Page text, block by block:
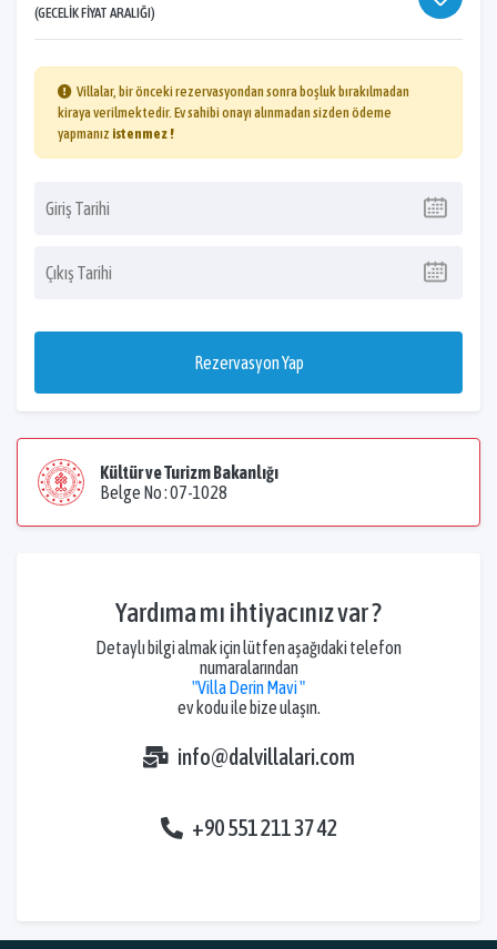
(GECELIK FIYAT ARALIĞI)
Villalar, bir önceki rezervasyondan sonra boşluk bırakılmadan
kiraya verilmektedir. Ev sahibi onayı alınmadan sizden ödeme
yapmanız istenmez !
Rezervasyon Yap
Kültür ve Turizm Bakanlığı
Belge No : 07-1028
Yardıma mı ihtiyacınız var ?
Detaylı bilgi almak için lütfen aşağıdaki telefon
numaralarından
"Villa Derin Mavi "
ev kodu ile bize ulaşın.
info@dalvillalari.com
+90 551 211 37 42